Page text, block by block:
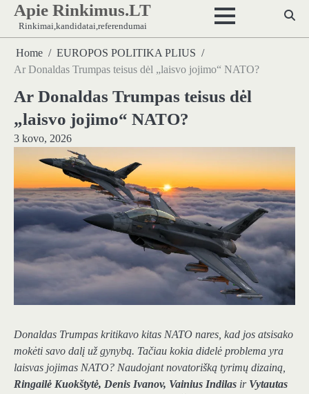
Skip
content
Apie Rinkimus.LT
Rinkimai,kandidatai,referendumai
Home
EUROPOS POLITIKA PLIUS
Ar Donaldas Trumpas teisus dėl „laisvo jojimo“ NATO?
Ar Donaldas Trumpas teisus dėl
„laisvo jojimo“ NATO?
3 kovo, 2026
Donaldas Trumpas kritikavo kitas NATO nares, kad jos atsisako
mokėti savo dalį už gynybą. Tačiau kokia didelė problema yra
laisvas jojimas NATO? Naudojant novatorišką tyrimų dizainą,
Ringailė Kuokštytė, Denis Ivanov, Vainius Indilas ir Vytautas